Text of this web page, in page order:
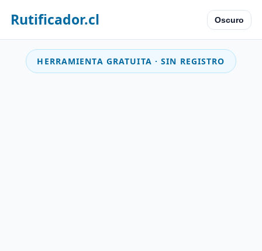
Rutificador.cl Oscuro
HERRAMIENTA GRATUITA · SIN REGISTRO